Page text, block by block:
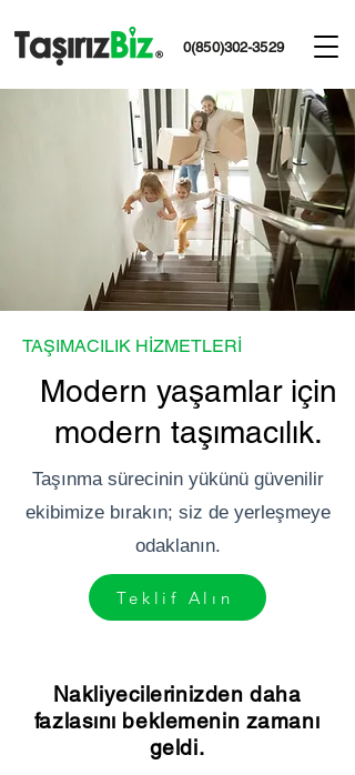
0(850)302-3529
TAŞIMACILIK HİZMETLERİ
Modern yaşamlar için
modern taşımacılık.
Taşınma sürecinin yükünü güvenilir
ekibimize bırakın; siz de yerleşmeye
odaklanın.
Teklif Alın
Nakliyecilerinizden daha
fazlasını beklemenin zamanı
geldi.